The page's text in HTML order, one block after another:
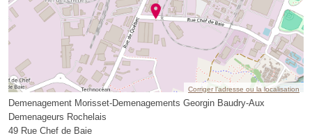
Corriger l’adresse ou la localisation
Demenagement Morisset-Demenagements Georgin Baudry-Aux
Demenageurs Rochelais
49 Rue Chef de Baie